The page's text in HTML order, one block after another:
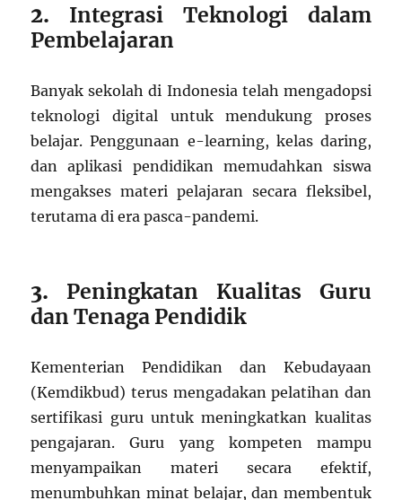
2. Integrasi Teknologi dalam
Pembelajaran
Banyak sekolah di Indonesia telah mengadopsi
teknologi digital untuk mendukung proses
belajar. Penggunaan e-learning, kelas daring,
dan aplikasi pendidikan memudahkan siswa
mengakses materi pelajaran secara fleksibel,
terutama di era pasca-pandemi.
3. Peningkatan Kualitas Guru
dan Tenaga Pendidik
Kementerian Pendidikan dan Kebudayaan
(Kemdikbud) terus mengadakan pelatihan dan
sertifikasi guru untuk meningkatkan kualitas
pengajaran. Guru yang kompeten mampu
menyampaikan materi secara efektif,
menumbuhkan minat belajar, dan membentuk